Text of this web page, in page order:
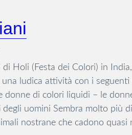
Holi (Festa dei Colori) in
una ludica attività con i seguenti
donne di colori liquidi – le
uomini Sembra molto più
nostrane che cadono quasi